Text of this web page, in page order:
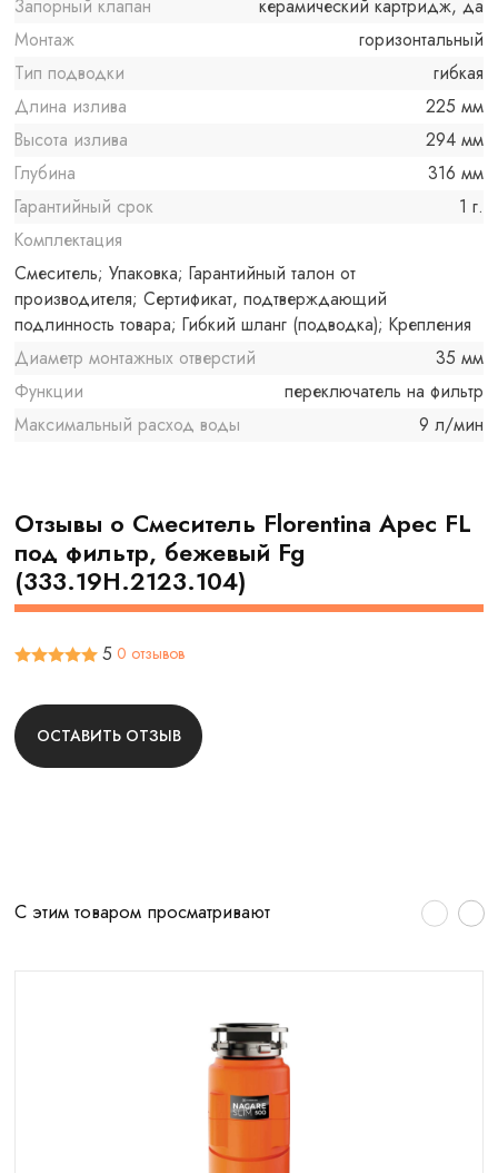
Запорный клапан
керамический картридж, да
Монтаж
горизонтальный
Тип подводки
гибкая
Длина излива
225 мм
Высота излива
294 мм
Глубина
316 мм
Гарантийный срок
1 г.
Комплектация
Смеситель; Упаковка; Гарантийный талон от
производителя; Сертификат, подтверждающий
подлинность товара; Гибкий шланг (подводка); Крепления
Диаметр монтажных отверстий
35 мм
Функции
переключатель на фильтр
Максимальный расход воды
9 л/мин
Отзывы о Смеситель Florentina Арес FL
под фильтр, бежевый Fg
(333.19H.2123.104)
5 0 отзывов
ОСТАВИТЬ ОТЗЫВ
С этим товаром просматривают